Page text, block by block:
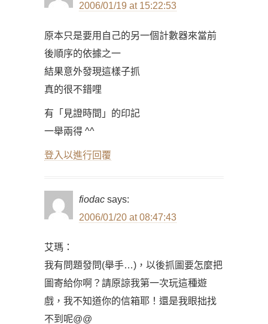
2006/01/19 at 15:22:53
原本只是要用自己的另一個計數器來當前
後順序的依據之一
結果意外發現這樣子抓
真的很不錯哩
有「見證時間」的印記
一舉兩得 ^^
登入以進行回覆
fiodac says:
2006/01/20 at 08:47:43
艾瑪：
我有問題發問(舉手…)，以後抓圖要怎麼把
圖寄給你啊？請原諒我第一次玩這種遊
戲，我不知道你的信箱耶！還是我眼拙找
不到呢@@